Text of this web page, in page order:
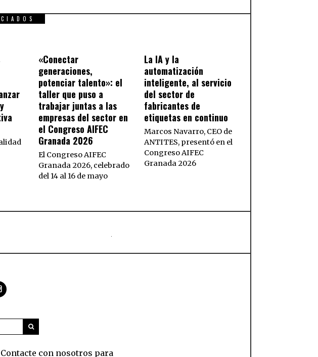
«Conectar
generaciones,
potenciar talento»: el
taller que puso a
trabajar juntas a las
empresas del sector en
el Congreso AIFEC
Granada 2026
El Congreso AIFEC
Granada 2026, celebrado
del 14 al 16 de mayo
La IA y la
automatización
inteligente, al servicio
del sector de
fabricantes de
etiquetas en continuo
Marcos Navarro, CEO de
ANTITES, presentó en el
Congreso AIFEC
Granada 2026
con nosotros para